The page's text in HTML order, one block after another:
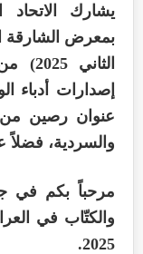
يشارك الاتحاد
عنوان رصين من
والسردية، فضلاً
مرحباً بكم في
والكتّاب في
2025.